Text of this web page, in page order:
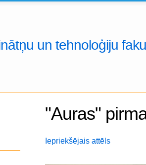
un tehnoloģiju
"Auras"
Iepriekšējais attēls